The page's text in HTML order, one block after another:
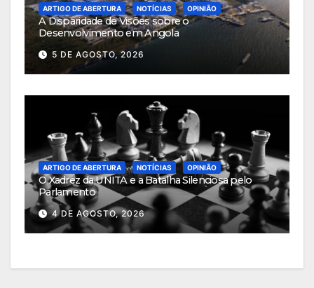
ARTIGO DE ABERTURA NOTÍCIAS OPINIÃO
A Disparidade de Visões sobre o
Desenvolvimento em Angola
5 DE AGOSTO, 2026
ARTIGO DE ABERTURA NOTÍCIAS OPINIÃO
O Xadrez da UNITA e a Batalha Silenciosa pelo
Parlamento
4 DE AGOSTO, 2026